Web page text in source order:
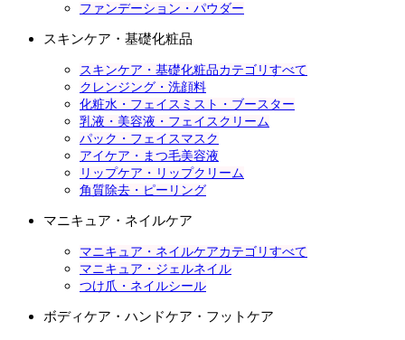
ファンデーション・パウダー
スキンケア・基礎化粧品
スキンケア・基礎化粧品カテゴリすべて
クレンジング・洗顔料
化粧水・フェイスミスト・ブースター
乳液・美容液・フェイスクリーム
パック・フェイスマスク
アイケア・まつ毛美容液
リップケア・リップクリーム
角質除去・ピーリング
マニキュア・ネイルケア
マニキュア・ネイルケアカテゴリすべて
マニキュア・ジェルネイル
つけ爪・ネイルシール
ボディケア・ハンドケア・フットケア